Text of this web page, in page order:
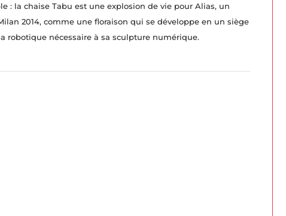
: la chaise Tabu est une explosion de vie pour Alias, un
2014, comme une floraison qui se développe en un siège
robotique nécessaire à sa sculpture numérique.